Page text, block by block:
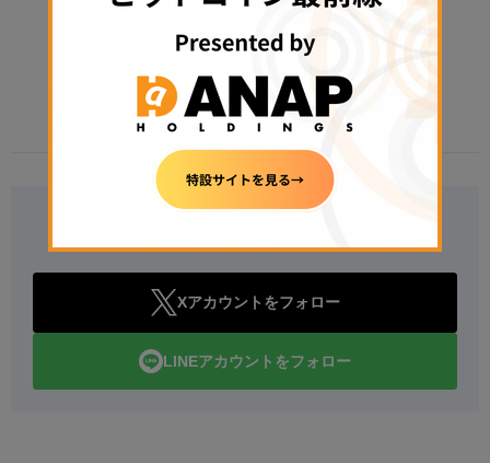
スクオフ 今晩は雇用統計【楽天ウォ
レットDaily Report】
2026年8月7日 14:17
Xアカウントをフォロー
LINEアカウントをフォロー